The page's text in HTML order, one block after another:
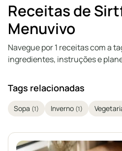
Receitas de
Menuvivo
Navegue por 1 receitas com a
ingredientes, instruções e
Tags relacionadas
Sopa (1) Inverno (1)